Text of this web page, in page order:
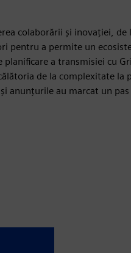
colaborării și inovației, de
pentru a permite un
a transmisiei cu
de la complexitate la
anunțurile au marcat un